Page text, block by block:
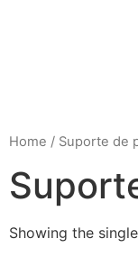
Home / Suporte de
Showing the